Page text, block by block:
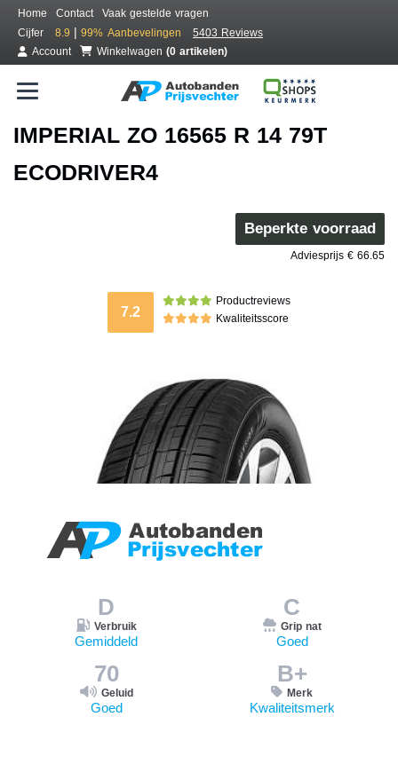
Home Contact
Vaak gestelde vragen
Cijfer
8.9 | 99% Aanbevelingen
5403 Reviews
Account
Winkelwagen (0 artikelen)
IMPERIAL ZO 16565 R 14 79T
ECODRIVER4
Beperkte voorraad
Adviesprijs € 66.65
7.2
Productreviews
Kwaliteitsscore
D
Verbruik
Gemiddeld
C
Grip nat
Goed
70
Geluid
Goed
B+
Merk
Kwaliteitsmerk